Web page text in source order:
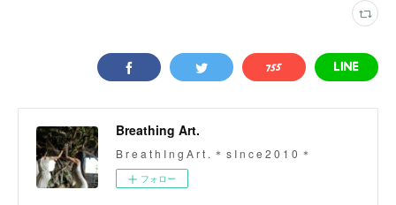
Breathing Art.
B r e a t h I n g A r t . ＊ s I n c e 2 0 1 0 ＊
フォロー